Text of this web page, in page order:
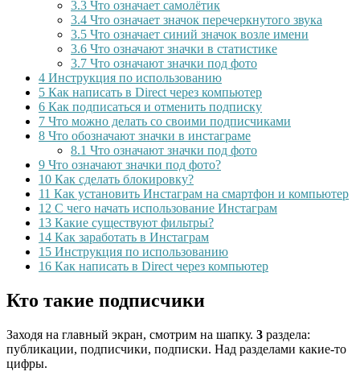
3.3 Что означает самолётик
3.4 Что означает значок перечеркнутого звука
3.5 Что означает синий значок возле имени
3.6 Что означают значки в статистике
3.7 Что означают значки под фото
4 Инструкция по использованию
5 Как написать в Direct через компьютер
6 Как подписаться и отменить подписку
7 Что можно делать со своими подписчиками
8 Что обозначают значки в инстаграме
8.1 Что означают значки под фото
9 Что означают значки под фото?
10 Как сделать блокировку?
11 Как установить Инстаграм на смартфон и компьютер
12 С чего начать использование Инстаграм
13 Какие существуют фильтры?
14 Как заработать в Инстаграм
15 Инструкция по использованию
16 Как написать в Direct через компьютер
Кто такие подписчики
Заходя на главный экран, смотрим на шапку. 3 раздела:
публикации, подписчики, подписки. Над разделами какие-то
цифры.